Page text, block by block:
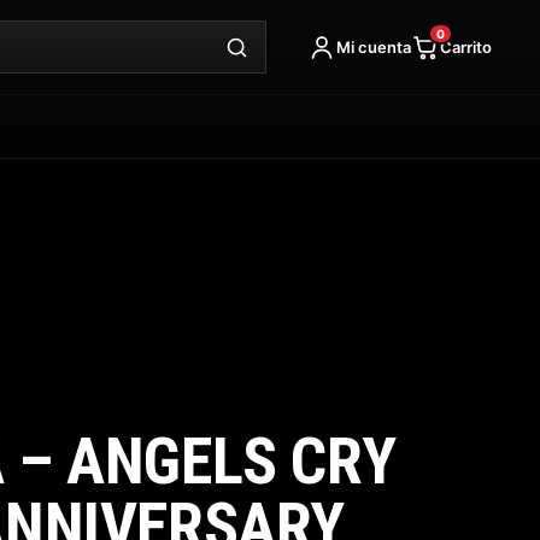
Mi cuenta
0
Carrito
ANGELS CRY
cantidad